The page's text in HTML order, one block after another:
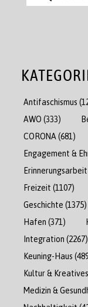
Antifaschismus
AWO (333)
CORONA (681)
Engagement &
Freizeit (1107)
Geschichte (1375)
Hafen (371)
Integration (2267)
Keuning-Haus
Kultur & Kreatives
Medizin &